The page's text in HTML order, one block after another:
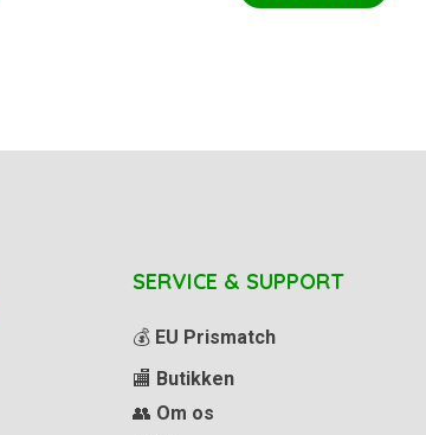
SERVICE & SUPPORT
💰 EU Prismatch
🏬 Butikken
👥 Om os